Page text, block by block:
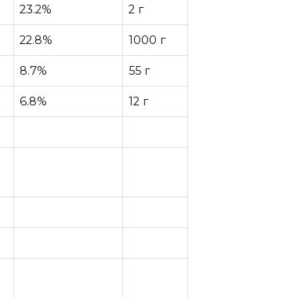
23.2% 2 г
22.8% 1000 г
8.7% 55 г
6.8% 12 г